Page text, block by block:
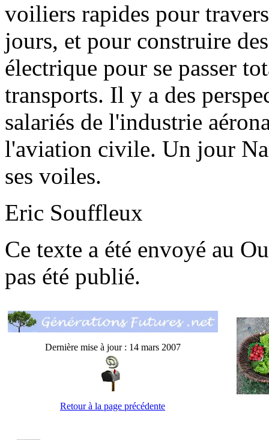
voiliers rapides pour
jours, et pour construire
électrique pour se passer
transports. Il y a des
salariés de l'industrie
l'aviation civile. Un jour
ses voiles.
Eric Souffleux
Ce texte a été envoyé au
pas été publié.
Dernière mise à jour : 14 mars 2007
Retour à la page précédente